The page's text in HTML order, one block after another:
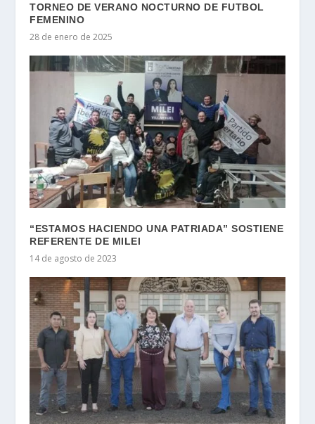
TORNEO DE VERANO NOCTURNO DE FUTBOL
FEMENINO
28 de enero de 2025
“ESTAMOS HACIENDO UNA PATRIADA” SOSTIENE
REFERENTE DE MILEI
14 de agosto de 2023